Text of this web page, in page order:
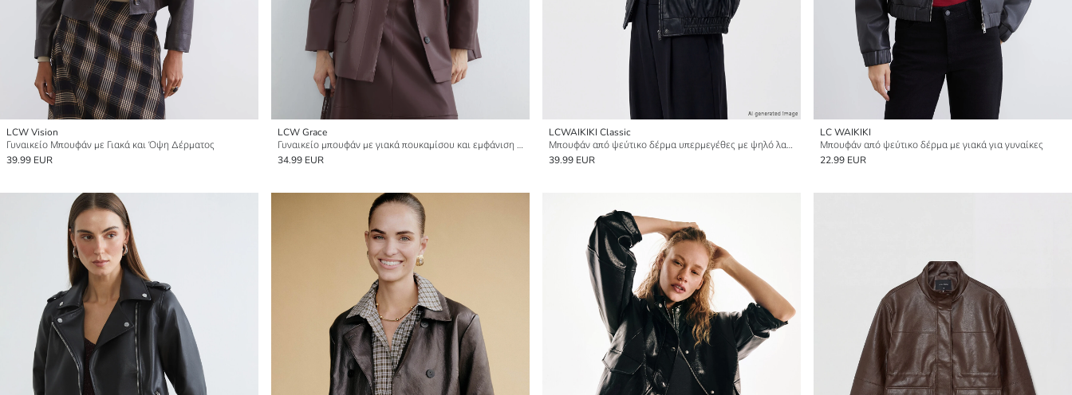
LCW Vision
Γυναικείο Μπουφάν με Γιακά και Όψη Δέρματος
39.99 EUR
LCW Grace
Γυναικείο μπουφάν με γιακά πουκαμίσου και εμφάνιση δέρματος
34.99 EUR
LCWAIKIKI Classic
Μπουφάν από ψεύτικο δέρμα υπερμεγέθες με ψηλό λαιμό για γυναίκες
39.99 EUR
LC WAIKIKI
Μπουφάν από ψεύτικο δέρμα με γιακά για γυναίκες
22.99 EUR